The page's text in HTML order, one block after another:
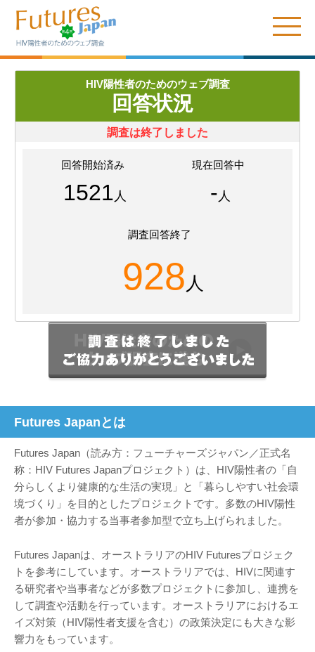
Futures Japanとは
Futures Japan（読み方：フューチャーズジャパン／正式名
称：HIV Futures Japanプロジェクト）は、HIV陽性者の「自
分らしくより健康的な生活の実現」と「暮らしやすい社会環
境づくり」を目的としたプロジェクトです。多数のHIV陽性
者が参加・協力する当事者参加型で立ち上げられました。
Futures Japanは、オーストラリアのHIV Futuresプロジェク
トを参考にしています。オーストラリアでは、HIVに関連す
る研究者や当事者などが多数プロジェクトに参加し、連携を
して調査や活動を行っています。オーストラリアにおけるエ
イズ対策（HIV陽性者支援を含む）の政策決定にも大きな影
響力をもっています。
HIV陽性者のためのウェブ調査
回答状況
調査は終了しました
回答開始済み
1521 人
現在回答中
- 人
調査回答終了
928 人